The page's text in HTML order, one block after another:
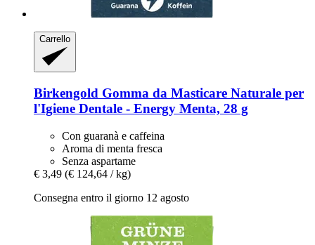
Carrello
Birkengold Gomma da Masticare Naturale per
l'Igiene Dentale -​ Energy Menta, 28 g
Con guaranà e caffeina
Aroma di menta fresca
Senza aspartame
€ 3,49 (€ 124,64 / kg)
Consegna entro il giorno 12 agosto